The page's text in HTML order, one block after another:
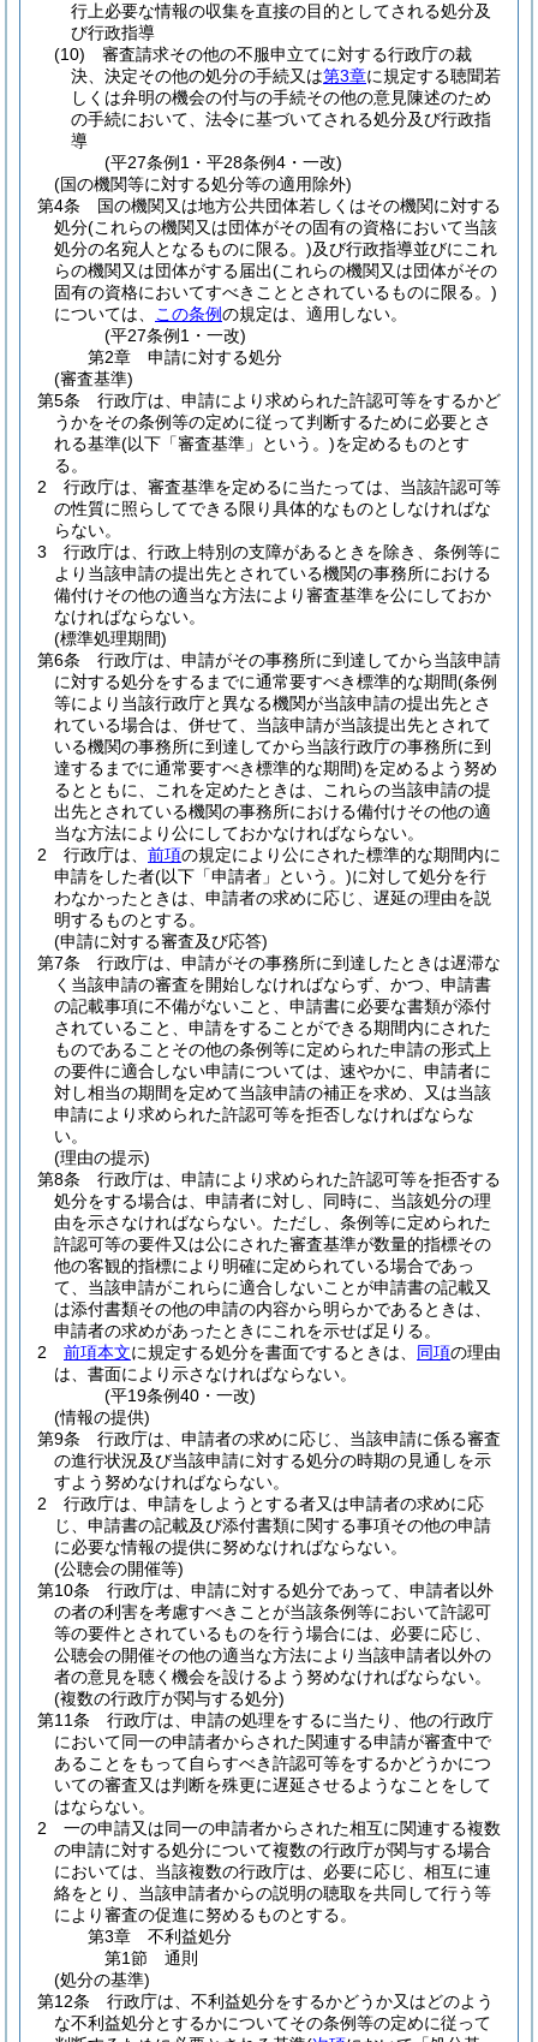
行上必要な情報の収集を直接の目的としてされる処分及
び行政指導
(10)
審査請求その他の不服申立てに対する行政庁の裁
決、決定その他の処分の手続又は第3章に規定する聴聞若
しくは弁明の機会の付与の手続その他の意見陳述のため
の手続において、法令に基づいてされる処分及び行政指
導
(平27条例1・平28条例4・一改)
(国の機関等に対する処分等の適用除外)
第4条
国の機関又は地方公共団体若しくはその機関に対する
処分(これらの機関又は団体がその固有の資格において当該
処分の名宛人となるものに限る。)及び行政指導並びにこれ
らの機関又は団体がする届出(これらの機関又は団体がその
固有の資格においてすべきこととされているものに限る。)
については、
この条例の規定は、適用しない。
(平27条例1・一改)
第2章
申請に対する処分
(審査基準)
第5条
行政庁は、申請により求められた許認可等をするかど
うかをその条例等の定めに従って判断するために必要とさ
れる基準(以下「審査基準」という。)を定めるものとす
る。
2
行政庁は、審査基準を定めるに当たっては、当該許認可等
の性質に照らしてできる限り具体的なものとしなければな
らない。
3
行政庁は、行政上特別の支障があるときを除き、条例等に
より当該申請の提出先とされている機関の事務所における
備付けその他の適当な方法により審査基準を公にしておか
なければならない。
(標準処理期間)
第6条
行政庁は、申請がその事務所に到達してから当該申請
に対する処分をするまでに通常要すべき標準的な期間(条例
等により当該行政庁と異なる機関が当該申請の提出先とさ
れている場合は、併せて、当該申請が当該提出先とされて
いる機関の事務所に到達してから当該行政庁の事務所に到
達するまでに通常要すべき標準的な期間)を定めるよう努め
るとともに、これを定めたときは、これらの当該申請の提
出先とされている機関の事務所における備付けその他の適
当な方法により公にしておかなければならない。
2
行政庁は、 前項の規定により公にされた標準的な期間内に
申請をした者(以下「申請者」という。)に対して処分を行
わなかったときは、申請者の求めに応じ、遅延の理由を説
明するものとする。
(申請に対する審査及び応答)
第7条
行政庁は、申請がその事務所に到達したときは遅滞な
く当該申請の審査を開始しなければならず、かつ、申請書
の記載事項に不備がないこと、申請書に必要な書類が添付
されていること、申請をすることができる期間内にされた
ものであることその他の条例等に定められた申請の形式上
の要件に適合しない申請については、速やかに、申請者に
対し相当の期間を定めて当該申請の補正を求め、又は当該
申請により求められた許認可等を拒否しなければならな
い。
(理由の提示)
第8条
行政庁は、申請により求められた許認可等を拒否する
処分をする場合は、申請者に対し、同時に、当該処分の理
由を示さなければならない。 ただし、条例等に定められた
許認可等の要件又は公にされた審査基準が数量的指標その
他の客観的指標により明確に定められている場合であっ
て、当該申請がこれらに適合しないことが申請書の記載又
は添付書類その他の申請の内容から明らかであるときは、
申請者の求めがあったときにこれを示せば足りる。
2
前項本文に規定する処分を書面でするときは、 同項の理由
は、書面により示さなければならない。
(平19条例40・一改)
(情報の提供)
第9条
行政庁は、申請者の求めに応じ、当該申請に係る審査
の進行状況及び当該申請に対する処分の時期の見通しを示
すよう努めなければならない。
2
行政庁は、申請をしようとする者又は申請者の求めに応
じ、申請書の記載及び添付書類に関する事項その他の申請
に必要な情報の提供に努めなければならない。
(公聴会の開催等)
第10条
行政庁は、申請に対する処分であって、申請者以外
の者の利害を考慮すべきことが当該条例等において許認可
等の要件とされているものを行う場合には、必要に応じ、
公聴会の開催その他の適当な方法により当該申請者以外の
者の意見を聴く機会を設けるよう努めなければならない。
(複数の行政庁が関与する処分)
第11条
行政庁は、申請の処理をするに当たり、他の行政庁
において同一の申請者からされた関連する申請が審査中で
あることをもって自らすべき許認可等をするかどうかにつ
いての審査又は判断を殊更に遅延させるようなことをして
はならない。
2
一の申請又は同一の申請者からされた相互に関連する複数
の申請に対する処分について複数の行政庁が関与する場合
においては、当該複数の行政庁は、必要に応じ、相互に連
絡をとり、当該申請者からの説明の聴取を共同して行う等
により審査の促進に努めるものとする。
第3章
不利益処分
第1節
通則
(処分の基準)
第12条
行政庁は、不利益処分をするかどうか又はどのよう
な不利益処分とするかについてその条例等の定めに従って